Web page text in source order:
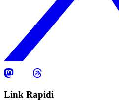
Link Rapidi